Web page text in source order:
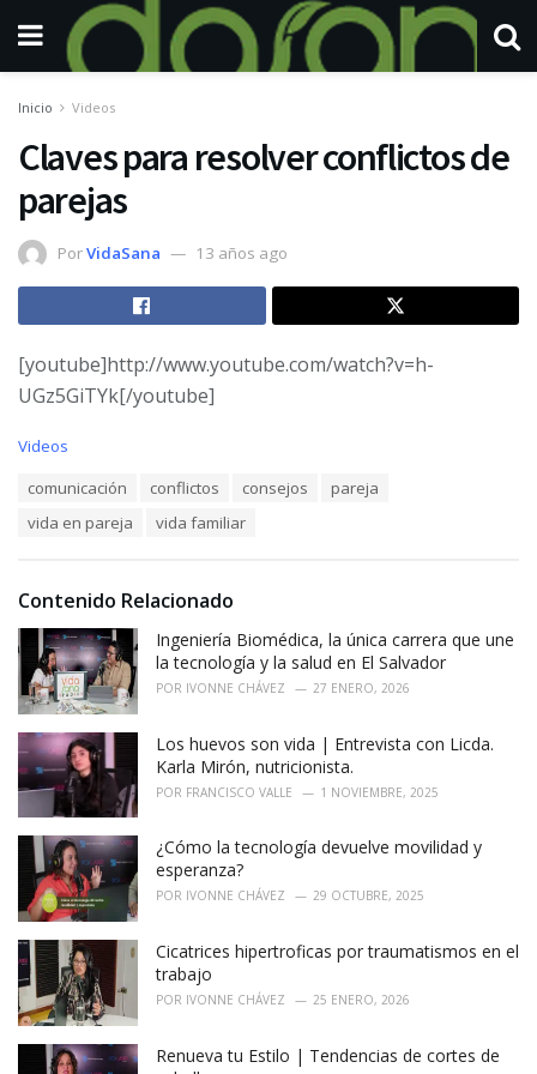
Inicio Videos
Claves para resolver conflictos de
parejas
PorVidaSana 13 años ago
[youtube]http://www.youtube.com/watch?v=h-
UGz5GiTYk[/youtube]
C
i
:
Videos
comunicación conflictos consejos
pareja
vida en pareja
vida familiar
Contenido Relacionado
Ingeniería Biomédica, la única carrera que une
la tecnología y la salud en El Salvador
POR IVONNE CHÁVEZ 27 ENERO, 2026
Los huevos son vida | Entrevista con Licda.
Karla Mirón, nutricionista.
POR FRANCISCO VALLE 1 NOVIEMBRE, 2025
¿Cómo la tecnología devuelve movilidad y
esperanza?
POR IVONNE CHÁVEZ 29 OCTUBRE, 2025
Cicatrices hipertroficas por traumatismos en el
trabajo
POR IVONNE CHÁVEZ 25 ENERO, 2026
Renueva tu Estilo | Tendencias de cortes de